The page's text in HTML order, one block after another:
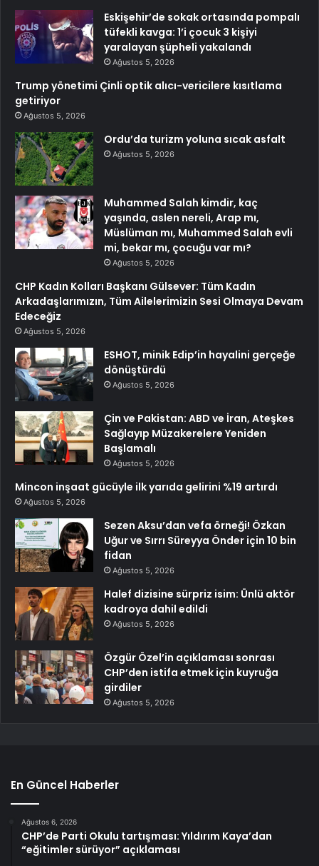
Eskişehir’de sokak ortasında pompalı
tüfekli kavga: 1’i çocuk 3 kişiyi
yaralayan şüpheli yakalandı
Ağustos 5, 2026
Trump yönetimi Çinli optik alıcı-vericilere kısıtlama
getiriyor
Ağustos 5, 2026
Ordu’da turizm yoluna sıcak asfalt
Ağustos 5, 2026
Muhammed Salah kimdir, kaç
yaşında, aslen nereli, Arap mı,
Müslüman mı, Muhammed Salah evli
mi, bekar mı, çocuğu var mı?
Ağustos 5, 2026
CHP Kadın Kolları Başkanı Gülsever: Tüm Kadın
Arkadaşlarımızın, Tüm Ailelerimizin Sesi Olmaya Devam
Edeceğiz
Ağustos 5, 2026
ESHOT, minik Edip’in hayalini gerçeğe
dönüştürdü
Ağustos 5, 2026
Çin ve Pakistan: ABD ve İran, Ateşkes
Sağlayıp Müzakerelere Yeniden
Başlamalı
Ağustos 5, 2026
Mincon inşaat gücüyle ilk yarıda gelirini %19 artırdı
Ağustos 5, 2026
Sezen Aksu’dan vefa örneği! Özkan
Uğur ve Sırrı Süreyya Önder için 10 bin
fidan
Ağustos 5, 2026
Halef dizisine sürpriz isim: Ünlü aktör
kadroya dahil edildi
Ağustos 5, 2026
Özgür Özel’in açıklaması sonrası
CHP’den istifa etmek için kuyruğa
girdiler
Ağustos 5, 2026
En Güncel Haberler
Ağustos 6, 2026
CHP’de Parti Okulu tartışması: Yıldırım Kaya’dan
“eğitimler sürüyor” açıklaması